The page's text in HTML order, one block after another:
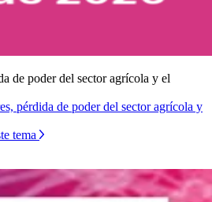
de poder del sector agrícola y el
pérdida de poder del sector agrícola y
tema